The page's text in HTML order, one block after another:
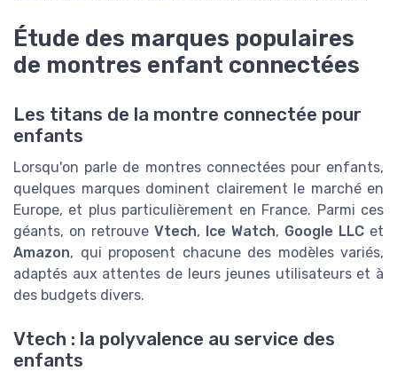
Étude des marques populaires
de montres enfant connectées
Les titans de la montre connectée pour
enfants
Lorsqu'on parle de montres connectées pour enfants,
quelques marques dominent clairement le marché en
Europe, et plus particulièrement en France. Parmi ces
géants, on retrouve Vtech, Ice Watch, Google LLC et
Amazon, qui proposent chacune des modèles variés,
adaptés aux attentes de leurs jeunes utilisateurs et à
des budgets divers.
Vtech : la polyvalence au service des
enfants